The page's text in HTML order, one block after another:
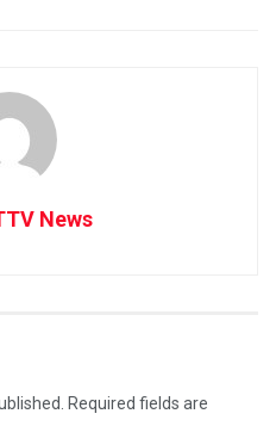
News
Required fields are